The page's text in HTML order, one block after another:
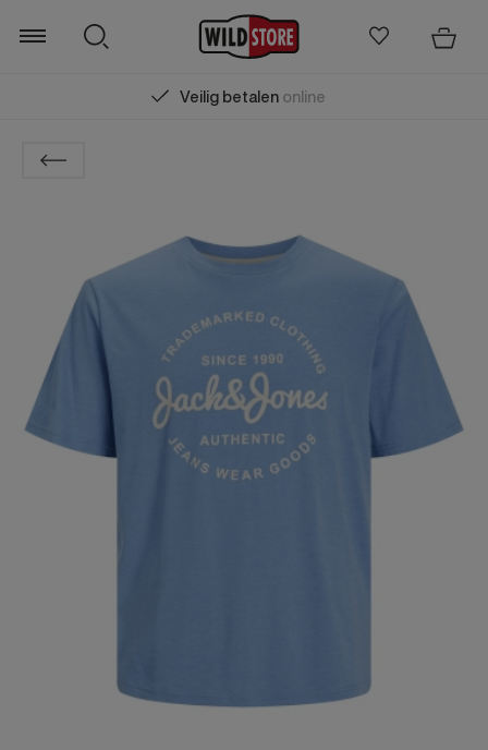
Veilig betalenonline
Zoeken